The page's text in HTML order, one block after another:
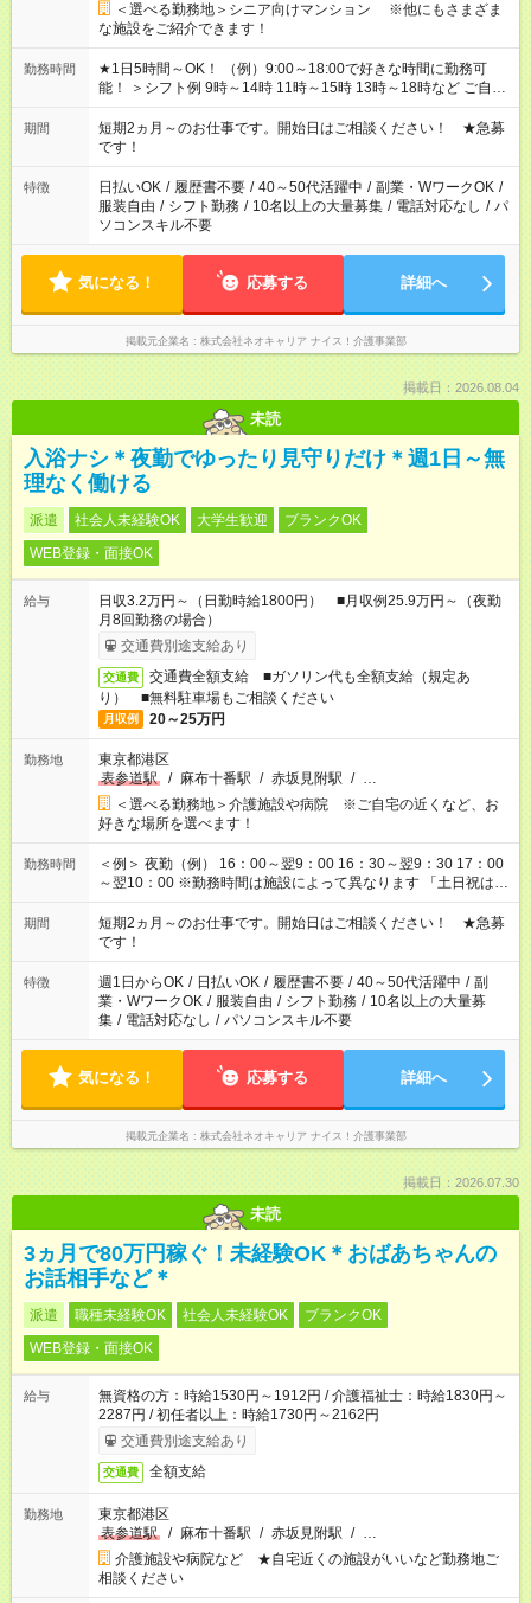
＜選べる勤務地＞シニア向けマンション ※他にもさまざま
な施設をご紹介できます！
勤務時間
★1日5時間～OK！ （例）9:00～18:00で好きな時間に勤務可
能！ ＞シフト例 9時～14時 11時～15時 13時～18時など ご自身
のご都合に合わせて勤務時間をご相談ください！ ★家庭の都合
でお休みや時間の調整が必要な場合も遠慮なくご相談くださ
い。
期間
短期2ヵ月～のお仕事です。開始日はご相談ください！ ★急募
です！
特徴 日払いOK / 履歴書不要 / 40～50代活躍中 / 副業・WワークOK /
服装自由 / シフト勤務 / 10名以上の大量募集 / 電話対応なし / パ
ソコンスキル不要
気になる！ 応募する 詳細へ
掲載元企業名 株式会社ネオキャリア ナイス！介護事業部
掲載日：2026.08.04
未読
入浴ナシ＊夜勤でゆったり見守りだけ＊週1日～無
理なく働ける
派遣 社会人未経験OK 大学生歓迎
ブランクOK
WEB登録・面接OK
給与
日収3.2万円～（日勤時給1800円） ■月収例25.9万円～（夜勤
月8回勤務の場合）
交通費別途支給あり
交通費
交通費全額支給 ■ガソリン代も全額支給（規定あ
り） ■無料駐車場もご相談ください
月収例 20～25万円
勤務地
東京都港区
表参道駅
/ 麻布十番駅 / 赤坂見附駅 / …
＜選べる勤務地＞介護施設や病院 ※ご自宅の近くなど、お
好きな場所を選べます！
勤務時間
＜例＞ 夜勤（例） 16：00～翌9：00 16：30～翌9：30 17：00
～翌10：00 ※勤務時間は施設によって異なります 「土日祝は休
みたい」 「しっかり稼ぎたい」 「もう少し遅い時間から始めた
い」など ご希望にあったお仕事をご案内いたします。 ※未経験
の方の場合は1～2ヶ月間は日中での仕事を経験いただき、 お
仕事に慣れてからの夜勤になります。 ★家庭の都合でお休みが
必要な場合も遠慮なくご相談ください。
期間
短期2ヵ月～のお仕事です。開始日はご相談ください！ ★急募
です！
特徴 週1日からOK / 日払いOK / 履歴書不要 / 40～50代活躍中 / 副
業・WワークOK / 服装自由 / シフト勤務 / 10名以上の大量募
集 / 電話対応なし / パソコンスキル不要
気になる！ 応募する 詳細へ
掲載元企業名 株式会社ネオキャリア ナイス！介護事業部
掲載日：2026.07.30
未読
3ヵ月で80万円稼ぐ！未経験OK＊おばあちゃんの
お話相手など＊
派遣 職種未経験OK 社会人未経験OK
ブランクOK
WEB登録・面接OK
給与
無資格の方：時給1530円～1912円 / 介護福祉士：時給1830円～
2287円 / 初任者以上：時給1730円～2162円
交通費別途支給あり
交通費 全額支給
勤務地
東京都港区
表参道駅
/ 麻布十番駅 / 赤坂見附駅 / …
介護施設や病院など ★自宅近くの施設がいいなど勤務地ご
相談ください